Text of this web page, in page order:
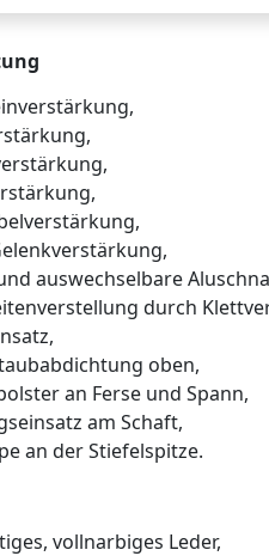
auswechselbare
durch
oben,
an Ferse und Spann,
am Schaft,
an der Stiefelspitze.
vollnarbiges Leder,